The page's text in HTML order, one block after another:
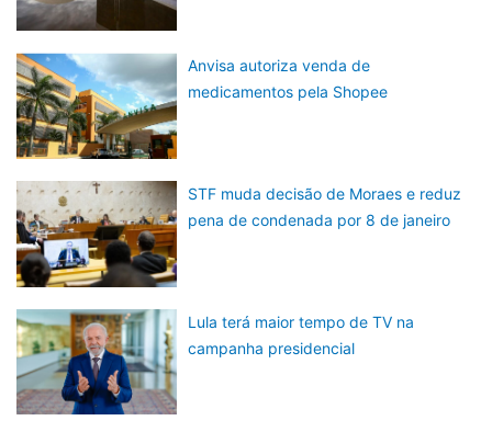
Anvisa autoriza venda de
medicamentos pela Shopee
STF muda decisão de Moraes e reduz
pena de condenada por 8 de janeiro
Lula terá maior tempo de TV na
campanha presidencial